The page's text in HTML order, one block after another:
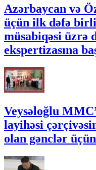
Azərbaycan və
üçün ilk dəfə
müsabiqəsi üzrə
ekspertizasına
Veysəloğlu
layihəsi
olan gənclər